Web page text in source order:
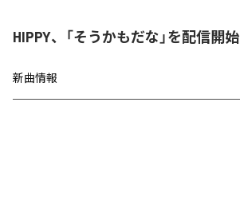
HIPPY、「そうかもだな」を配信開始
新曲情報